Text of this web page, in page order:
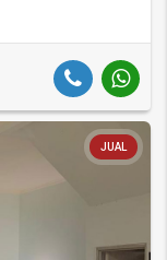
JUAL